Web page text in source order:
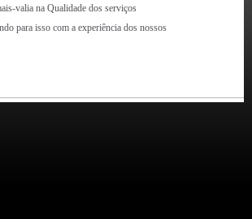
valia na Qualidade dos serviços
para isso com a experiência dos nossos